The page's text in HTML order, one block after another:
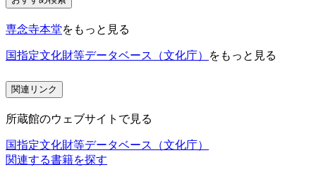
専念寺本堂をもっと見る
国指定文化財等データベース（文化庁） をもっと見る
関連リンク
所蔵館のウェブサイトで見る
国指定文化財等データベース（文化庁）
関連する書籍を探す